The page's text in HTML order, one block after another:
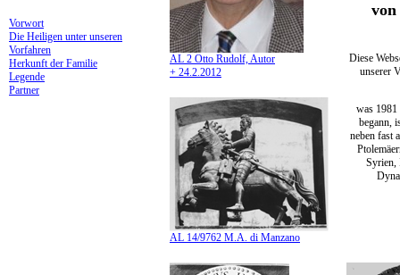
Vorwort
Die Heiligen unter unseren
Vorfahren
Herkunft der Familie
Legende
Partner
AL 2 Otto Rudolf, Autor
+ 24.2.2012
von
Diese
unserer
was 1981
begann,
neben fast
Syrien,
AL 14/9762 M.A. di Manzano